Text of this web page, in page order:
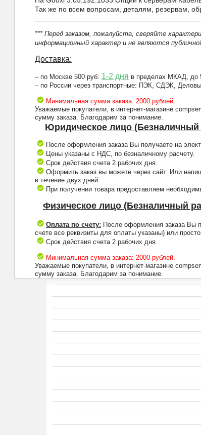
Так же по всем вопросам, деталям, резервам,
*** Перед заказом, пожалуйста, сверяйте
информационный характер и не являются
Доставка:
– по Москве 500 руб: 1-2 дня в пределах МКАД, до
– по России через транспортные: ПЭК, СДЭК,
Минимальная сумма заказа: 2000 рублей.
Уважаемые покупатели, в интернет-магазине
сумму заказа. Благодарим за понимание.
Юридическое лицо (Безналичный
После оформления заказа Вы получаете на
Цены указаны с НДС, по безналичному расчету.
Срок действия счета 2 рабочих дня.
Оформить заказ вы можете через сайт. Или
в течение двух дней.
При получении товара предоставляем
Физическое лицо (Безналичный
Оплата по счету: После оформления заказа Вы
счете все реквизиты для оплаты указаны) или
Срок действия счета 2 рабочих дня.
Минимальная сумма заказа: 2000 рублей.
Уважаемые покупатели, в интернет-магазине
сумму заказа. Благодарим за понимание.